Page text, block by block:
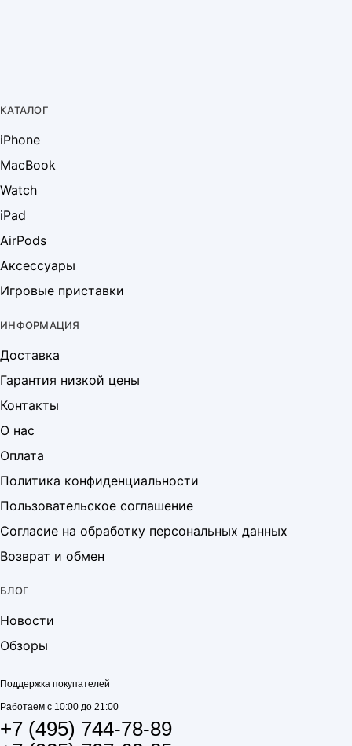
КАТАЛОГ
iPhone
MacBook
Watch
iPad
AirPods
Аксессуары
Игровые приставки
ИНФОРМАЦИЯ
Доставка
Гарантия низкой цены
Контакты
О нас
Оплата
Политика конфиденциальности
Пользовательское соглашение
Согласие на обработку персональных данных
Возврат и обмен
БЛОГ
Новости
Обзоры
Поддержка покупателей
Работаем с 10:00 до 21:00
+7 (495) 744-78-89